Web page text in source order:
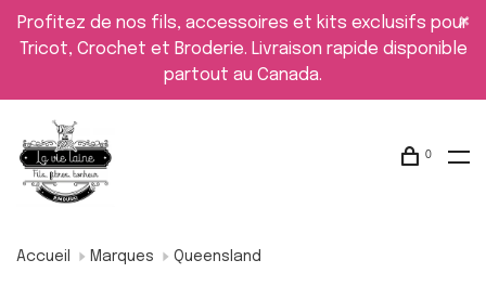
Profitez de nos fils, accessoires et kits exclusifs pour
Tricot, Crochet et Broderie. Livraison rapide disponible
partout au Canada.
0
Accueil Marques Queensland